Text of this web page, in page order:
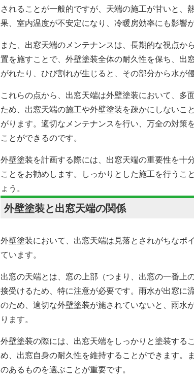
されることが一般的ですが、天端の施工が甘いと、
果、室内温度が不安定になり、冷暖房効率にも影響
また、出窓天端のメンテナンスは、長期的な視点
置を施すことで、 外壁塗装全体の耐久性を保ち、出
がれたり、ひび割れが生じると、その部分から水が
これらの点から、出窓天端は外壁塗装において、多
ため、出窓天端の施工や外壁塗装を疎かにしないこ
がります。適切なメンテナンスを行い、万全の対策
ことができるのです。
外壁塗装を計画する際には、出窓天端の重要性を十
ことをお勧めします。しっかりとした施工を行うこ
ょう。
外壁塗装と出窓天端の関係
外壁塗装において、出窓天端は見落とされがちなポ
ています。
出窓の天端とは、窓の上部（つまり、出窓の一番上
接受けるため、特に注意が必要です。雨水が出窓に
のため、適切な外壁塗装が施されていないと、雨水
ります。
外壁塗装の際には、出窓天端をしっかりと塗装する
め、出窓自身の耐久性を維持することができます。
のあるものを選ぶことが重要です。